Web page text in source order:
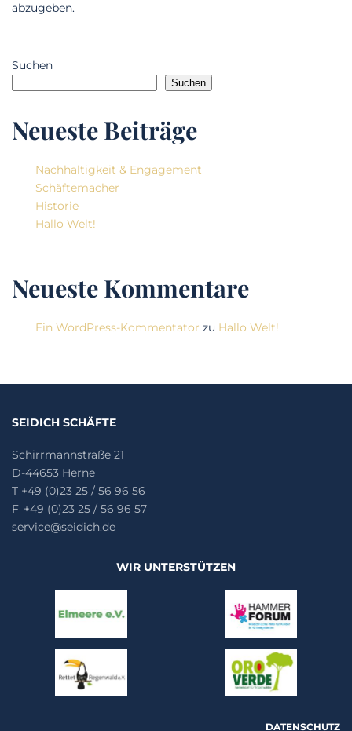
abzugeben.
Suchen
Suchen
Neueste Beiträge
Nachhaltigkeit & Engagement
Schäftemacher
Historie
Hallo Welt!
Neueste Kommentare
Ein WordPress-Kommentator zu Hallo Welt!
SEIDICH SCHÄFTE
Schirrmannstraße 21
D-44653 Herne
T +49 (0)23 25 / 56 96 56
F +49 (0)23 25 / 56 96 57
service@seidich.de
WIR UNTERSTÜTZEN
DATENSCHUTZ